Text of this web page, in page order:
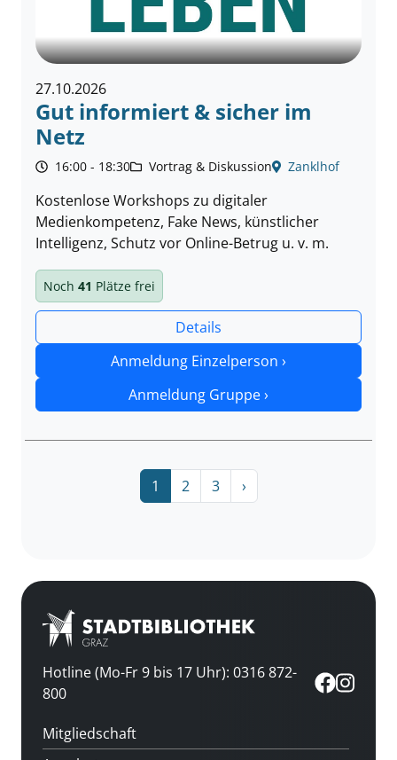
27.10.2026
Gut informiert & sicher im
Netz
16:00 - 18:30 Vortrag & Diskussion Zanklhof
Kostenlose Workshops zu digitaler
Medienkompetenz, Fake News, künstlicher
Intelligenz, Schutz vor Online-Betrug u. v. m.
Noch 41 Plätze frei
Details
Anmeldung Einzelperson ›
Anmeldung Gruppe ›
1 2 3 ›
Hotline (Mo-Fr 9 bis 17 Uhr): 0316 872-
800
Mitgliedschaft